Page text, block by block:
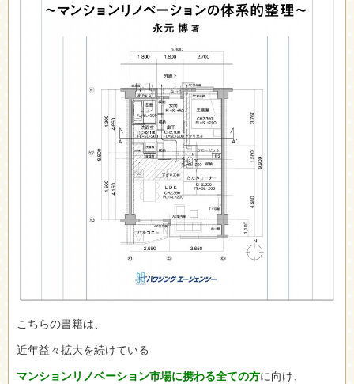
こちらの書籍は、
近年益々拡大を続けている
マンションリノベーション市場に携わる全ての方に向け、